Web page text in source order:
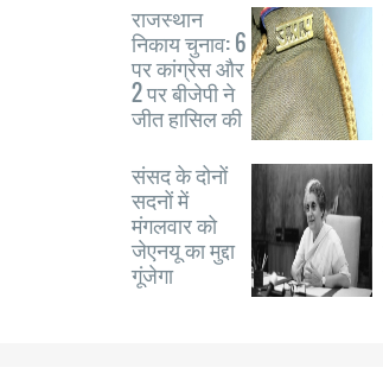
राजस्थान
निकाय चुनाव: 6
पर कांग्रेस और
2 पर बीजेपी ने
जीत हासिल की
संसद के दोनों
सदनों में
मंगलवार को
जेएनयू का मुद्दा
गूंजेगा